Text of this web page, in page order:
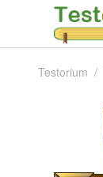
Testorium